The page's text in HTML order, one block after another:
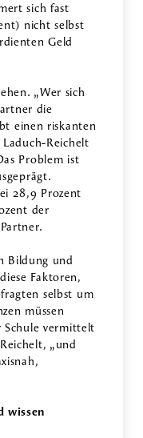
sich fast
nicht selbst
Geld
„Wer sich
die
einen riskanten
Reichelt
Problem ist
28,9 Prozent
der
Bildung und
Faktoren,
selbst um
müssen
Schule vermittelt
„und
wissen